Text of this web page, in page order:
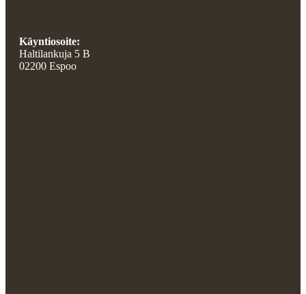
Käyntiosoite:
Haltilankuja 5 B
02200 Espoo